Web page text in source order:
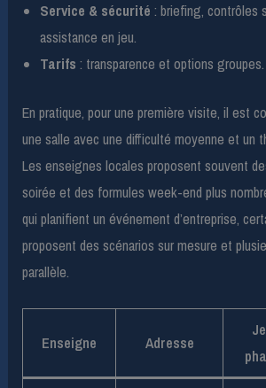
Service & sécurité : briefing, contrôles
assistance en jeu.
Tarifs : transparence et options groupes.
En pratique, pour une première visite, il est
une salle avec une difficulté moyenne et un
Les enseignes locales proposent souvent
soirée et des formules week-end plus
qui planifient un événement d’entreprise,
proposent des scénarios sur mesure et
parallèle.
Enseigne Adresse